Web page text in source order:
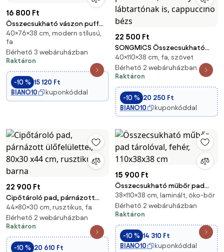
16 800 Ft
Összecsukható vászon puff
tárolóval, sötétszürke, 76 x38
x40 cm
40×76×38 cm, modern stílusú,
fa
Elérhető 3 webáruházban
Raktáron
-10 % 15 120 Ft
BIANO10
kuponkóddal
22 500 Ft
SONGMICS Összecsukható
tárolós pad – 112 L, bársonyos,
lábtartónak is, cappuccino
bézs
40×110×38 cm, fa, szövet
Elérhető 2 webáruházban
Raktáron
-10 % 20 250 Ft
BIANO10
kuponkóddal
22 900 Ft
Cipőtároló pad, párnázott
ülőfelülettel, 80x30 x44 cm,
rusztikus barna
44×80×30 cm, rusztikus, fa
Elérhető 2 webáruházban
Raktáron
-10 % 20 610 Ft
15 900 Ft
Összecsukható műbőr pad
tárolóval, fehér, 110x38x38 cm
38×110×38 cm, laminált, öko-bőr
Elérhető 2 webáruházban
Raktáron
-10 % 14 310 Ft
BIANO10
kuponkóddal